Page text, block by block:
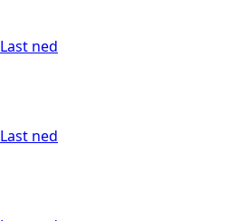
Last ned
Last ned